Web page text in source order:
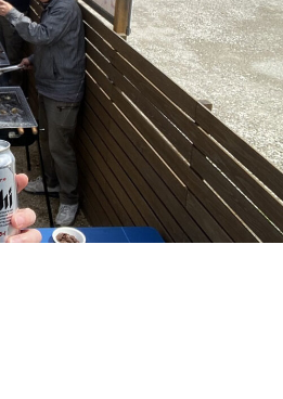
施工事例
ラインナップ